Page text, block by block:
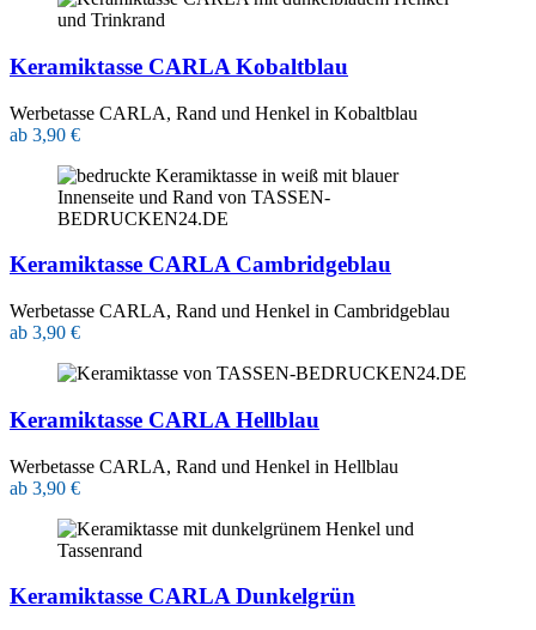
Keramiktasse CARLA Kobaltblau
Werbetasse CARLA, Rand und Henkel in Kobaltblau
ab 3,90 €
Keramiktasse CARLA Cambridgeblau
Werbetasse CARLA, Rand und Henkel in Cambridgeblau
ab 3,90 €
Keramiktasse CARLA Hellblau
Werbetasse CARLA, Rand und Henkel in Hellblau
ab 3,90 €
Keramiktasse CARLA Dunkelgrün